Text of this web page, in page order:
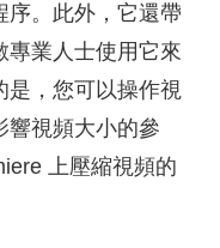
序。此外，它還帶
專業人士使用它來
是，您可以操作視
響視頻大小的參
上壓縮視頻的